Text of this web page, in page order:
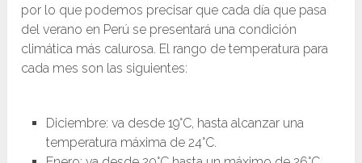
por lo que podemos precisar que cada día que pasa
del verano en Perú se presentará una condición
climática más calurosa. El rango de temperatura para
cada mes son las siguientes:
Diciembre: va desde 19°C, hasta alcanzar una
temperatura máxima de 24°C.